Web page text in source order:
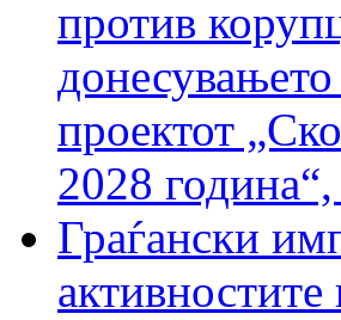
против
проектот
2028
Граѓански
активностите